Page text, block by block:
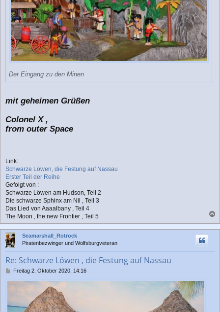
Der Eingang zu den Minen
mit geheimen Grüßen
Colonel X ,
from outer Space
Link:
Schwarze Löwen, die Festung auf Nassau
Erster Teil der Reihe
Gefolgt von :
Schwarze Löwen am Hudson, Teil 2
Die schwarze Sphinx am Nil , Teil 3
Das Lied von Aaaalbany , Teil 4
The Moon , the new Frontier , Teil 5
a
c
Seamarshall_Rotrock
Piratenbezwinger und Wolfsburgveteran
Re: Schwarze Löwen , die Festung auf Nassau
B
a
Freitag 2. Oktober 2020, 14:16